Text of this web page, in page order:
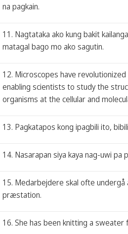
na pagkain.
11. Nagtataka ako kung bakit
matagal bago mo ako sagutin.
12. Microscopes have
enabling scientists to study the
organisms at the cellular and
13. Pagkatapos kong ipagbili ito,
14. Nasarapan siya kaya nag-uwi pa
15. Medarbejdere skal ofte undergå
præstation.
16. She has been knitting a sweater